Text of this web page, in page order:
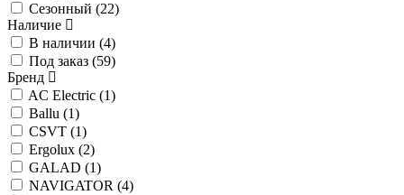
Сезонный (22)
Наличие
В наличии (4)
Под заказ (59)
Бренд
AC Electric (1)
Ballu (1)
CSVT (1)
Ergolux (2)
GALAD (1)
NAVIGATOR (4)